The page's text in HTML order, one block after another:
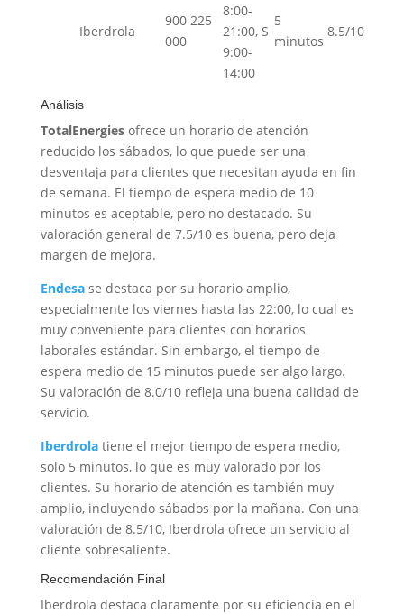
Iberdrola
900 225
000
8:00-
21:00, S
9:00-
14:00
5
minutos
8.5/10
Análisis
TotalEnergiesofrece un horario de atención
reducido los sábados, lo que puede ser una
desventaja para clientes que necesitan ayuda en fin
de semana. El tiempo de espera medio de 10
minutos es aceptable, pero no destacado. Su
valoración general de 7.5/10 es buena, pero deja
margen de mejora.
Endesase destaca por su horario amplio,
especialmente los viernes hasta las 22:00, lo cual es
muy conveniente para clientes con horarios
laborales estándar. Sin embargo, el tiempo de
espera medio de 15 minutos puede ser algo largo.
Su valoración de 8.0/10 refleja una buena calidad de
servicio.
Iberdrolatiene el mejor tiempo de espera medio,
solo 5 minutos, lo que es muy valorado por los
clientes. Su horario de atención es también muy
amplio, incluyendo sábados por la mañana. Con una
valoración de 8.5/10, Iberdrola ofrece un servicio al
cliente sobresaliente.
Recomendación Final
Iberdrola destaca claramente por su eficiencia en el